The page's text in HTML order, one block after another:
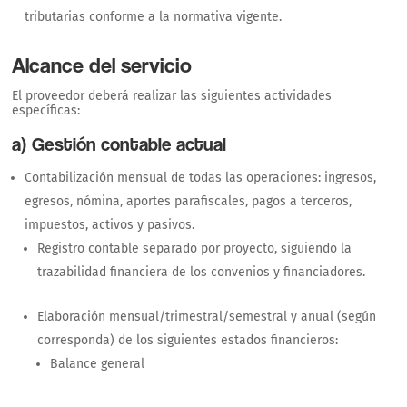
tributarias conforme a la normativa vigente.
Alcance del servicio
El proveedor deberá realizar las siguientes actividades
específicas:
a) Gestión contable actual
Contabilización mensual de todas las operaciones: ingresos,
egresos, nómina, aportes parafiscales, pagos a terceros,
impuestos, activos y pasivos.
Registro contable separado por proyecto, siguiendo la
trazabilidad financiera de los convenios y financiadores.
Elaboración mensual/trimestral/semestral y anual (según
corresponda) de los siguientes estados financieros:
Balance general